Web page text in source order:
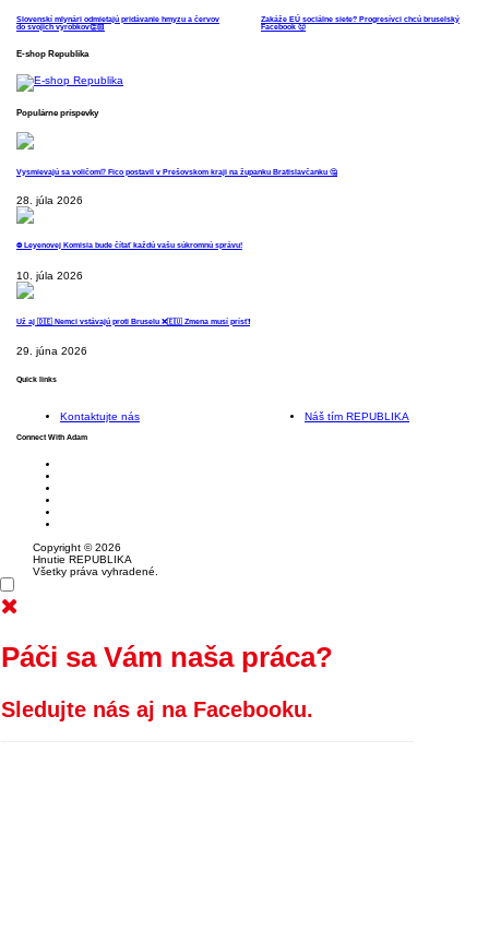
Slovenskí mlynári odmietajú pridávanie hmyzu a červov
do svojich výrobkov👏🏻
Zakáže EÚ sociálne siete? Progresívci chcú bruselský
Facebook 🤢
E-shop Republika
Populárne príspevky
Vysmievajú sa voličom⁉️ Fico postavil v Prešovskom kraji na županku Bratislavčanku 🤔
28. júla 2026
⛔️ Leyenovej Komisia bude čítať každú vašu súkromnú správu!
10. júla 2026
Už aj 🇩🇪 Nemci vstávajú proti Bruselu ❌️🇪🇺 Zmena musí prísť❗️
29. júna 2026
Quick links
Kontaktujte nás Náš tím REPUBLIKA
Connect With Adam
Copyright © 2026
Hnutie REPUBLIKA
Všetky práva vyhradené.
Páči sa Vám naša práca?
Sledujte nás aj na Facebooku.